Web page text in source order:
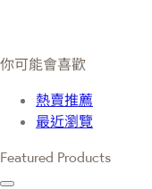
你可能會喜歡
熱賣推薦
最近瀏覽
Featured Products